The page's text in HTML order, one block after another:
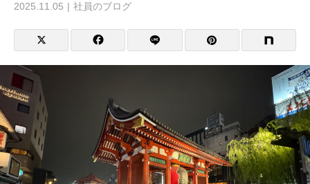
2025.11.05 社員のブログ